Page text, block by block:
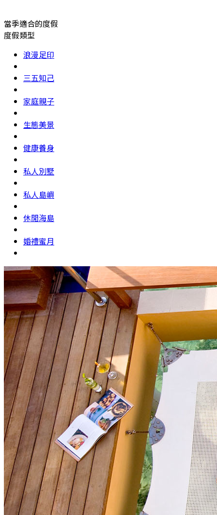
當季適合的度假
度假類型
浪漫足印
三五知己
家庭親子
生態美景
健康養身
私人別墅
私人島嶼
休閒海島
婚禮蜜月